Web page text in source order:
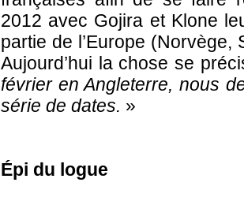
2012 avec Gojira et Klone
partie de l’Europe
Aujourd’hui la chose se
février en Angleterre, nous
série de dates. »
Épi du logue